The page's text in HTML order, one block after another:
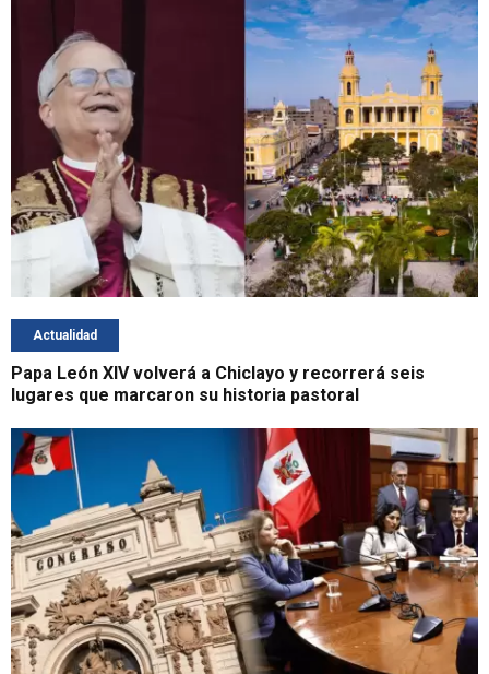
Actualidad
Papa León XIV volverá a Chiclayo y recorrerá seis
lugares que marcaron su historia pastoral